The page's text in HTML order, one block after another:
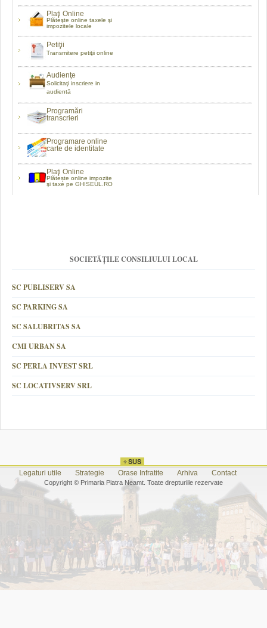
Plaţi Online
Plăteşte online taxele şi
impozitele locale
Petiţii
Transmitere petiţii online
Audienţe
Solicitaţi inscriere in
audientă
Programări
transcrieri
Programare online
carte de identitate
Plaţi Online
Plătește online impozite
şi taxe pe GHISEUL.RO
SOCIETĂȚILE CONSILIULUI LOCAL
SC PUBLISERV SA
SC PARKING SA
SC SALUBRITAS SA
CMI URBAN SA
SC PERLA INVEST SRL
SC LOCATIVSERV SRL
Legaturi utile Strategie Orase Infratite Arhiva Contact
Copyright © Primaria Piatra Neamt. Toate drepturiile rezervate